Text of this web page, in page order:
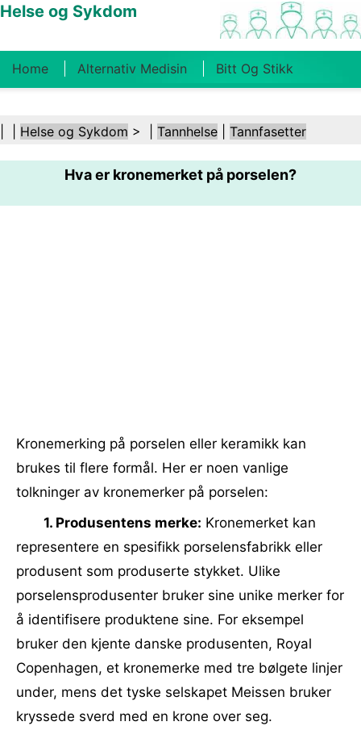
Helse og Sykdom
Home Alternativ Medisin Bitt Og Stikk
Kosthold Og Ernæring Familiehelse
Helsebransjen Psykisk Helse Folkehelse Og
Sikkerhet Kirurgi Og Prosedyrer Helse
Helse og Sykdom > | Tannhelse Tannfasetter
Hva er kronemerket på porselen?
Kronemerking på porselen eller keramikk kan
brukes til flere formål. Her er noen vanlige
tolkninger av kronemerker på porselen:
1. Produsentens merke: Kronemerket kan
representere en spesifikk porselensfabrikk eller
produsent som produserte stykket. Ulike
porselensprodusenter bruker sine unike merker for
å identifisere produktene sine. For eksempel
bruker den kjente danske produsenten, Royal
Copenhagen, et kronemerke med tre bølgete linjer
under, mens det tyske selskapet Meissen bruker
kryssede sverd med en krone over seg.